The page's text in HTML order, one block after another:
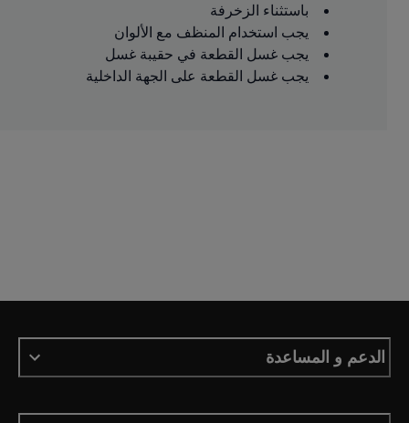
باستثناء الزخرفة
يجب استخدام المنظف مع الألوان
يجب غسل القطعة في حقيبة غسل
يجب غسل القطعة على الجهة الداخلية
الدعم و المساعدة